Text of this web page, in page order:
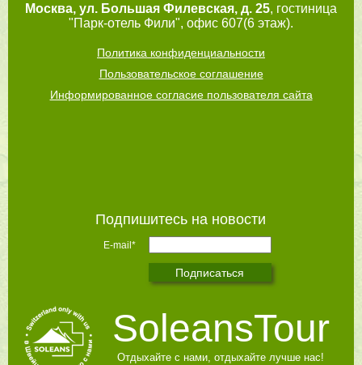
Москва, ул. Большая Филевская, д. 25, гостиница
"Парк-отель Фили", офис 607(6 этаж).
Политика конфиденциальности
Пользовательское соглашение
Информированное согласие пользователя сайта
Подпишитесь на новости
E-mail*
SoleansTour
Отдыхайте с нами, отдыхайте лучше нас!